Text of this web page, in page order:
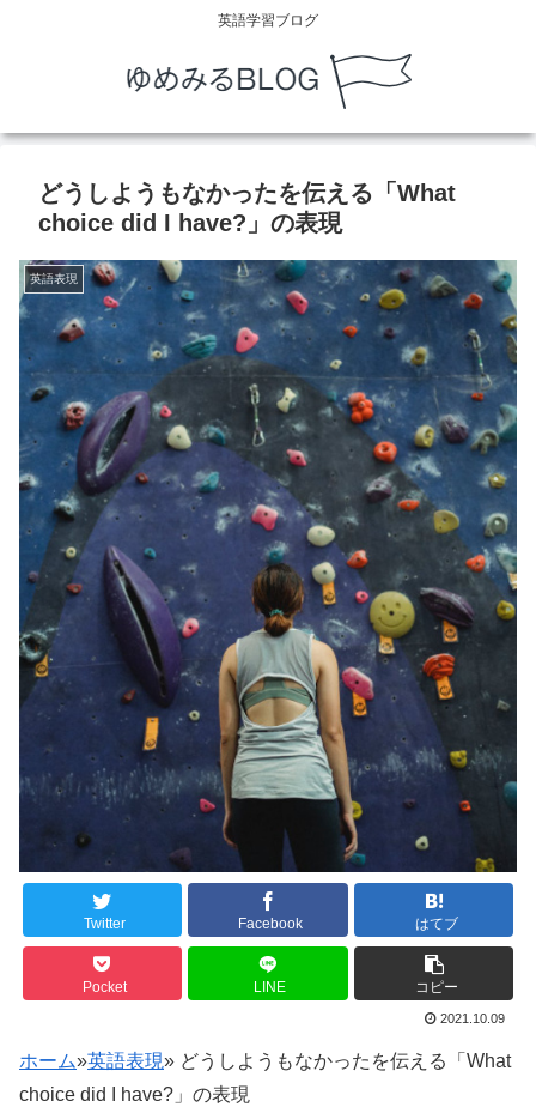
英語学習ブログ
どうしようもなかったを伝える「What
choice did I have?」の表現
英語表現
Twitter Facebook はてブ
Pocket LINE コピー
2021.10.09
ホーム»英語表現» どうしようもなかったを伝える「What
choice did I have?」の表現